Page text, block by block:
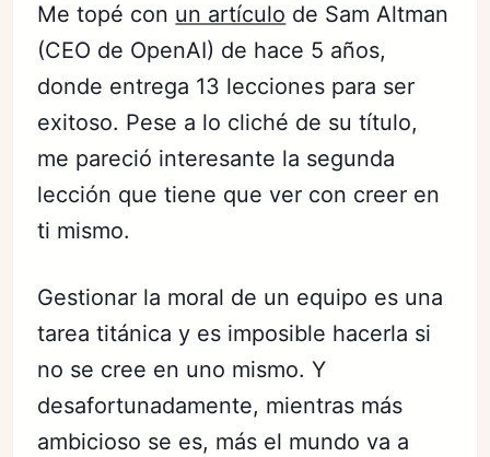
Me topé con un artículo de Sam Altman
(CEO de OpenAI) de hace 5 años,
donde entrega 13 lecciones para ser
exitoso. Pese a lo cliché de su título,
me pareció interesante la segunda
lección que tiene que ver con creer en
ti mismo.
Gestionar la moral de un equipo es una
tarea titánica y es imposible hacerla si
no se cree en uno mismo. Y
desafortunadamente, mientras más
ambicioso se es, más el mundo va a